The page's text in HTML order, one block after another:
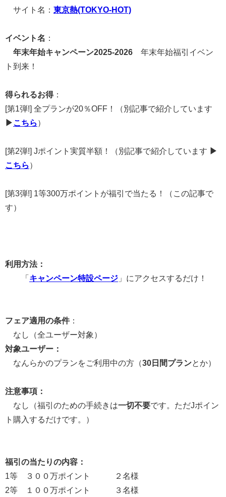
サイト名： 東京熱(TOKYO-HOT)
イベント名 ：
年末年始キャンペーン2025-2026 年末年始福引イベン
ト到来！
得られるお得：
[第1弾!] 全プランが20％OFF！（別記事で紹介しています
▶ こちら ）
[第2弾!] Jポイント実質半額！（別記事で紹介しています
▶
こちら ）
[第3弾!] 1等300万ポイントが福引で当たる！（この記事で
す）
利用方法：
「 キャンペーン特設ページ 」にアクセスするだけ！
フェア適用の条件：
なし（全ユーザー対象）
対象ユーザー：
なんらかのプランをご利用中の方（30日間プランとか）
注意事項：
なし（福引のための手続きは一切不要です。ただJポイン
ト購入するだけです。）
福引の当たりの内容：
1等 ３００万ポイント ２名様
2等 １００万ポイント ３名様